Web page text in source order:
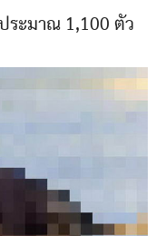
ระมาณ 1,100 ตัว